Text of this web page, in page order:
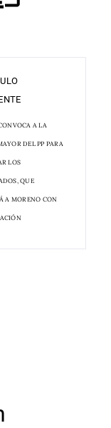
A LA
DEL PP PARA
LOS
QUE
A MORENO CON